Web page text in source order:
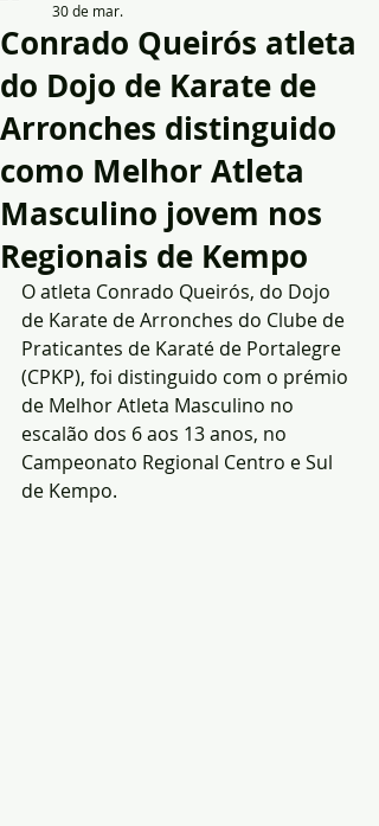
Conrado Queirós atleta
do Dojo de Karate de
Arronches distinguido
como Melhor Atleta
Masculino jovem nos
Regionais de Kempo
30 de mar.
O atleta Conrado Queirós, do Dojo
de Karate de Arronches do Clube de
Praticantes de Karaté de Portalegre
(CPKP), foi distinguido com o prémio
de Melhor Atleta Masculino no
escalão dos 6 aos 13 anos, no
Campeonato Regional Centro e Sul
de Kempo.